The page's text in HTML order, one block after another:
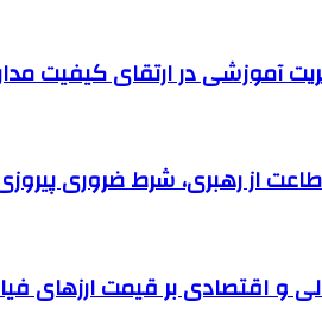
آموزشی در ارتقای کیفیت
از رهبری، شرط ضروری
و اقتصادی بر قیمت ارزهای